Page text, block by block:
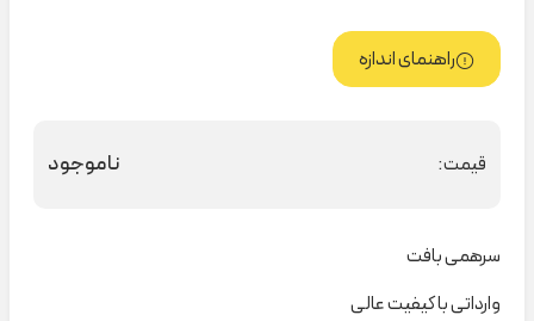
راهنمای اندازه
قیمت: ناموجود
سرهمی بافت
وارداتی با کیفیت عالی